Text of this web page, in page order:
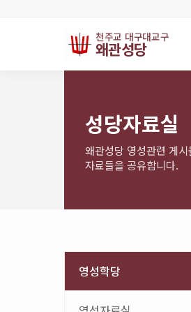
천주교 대구대교구
왜관성당
성당자료실
왜관성당 영성관련 게
자료들을 공유합니다.
영성학당